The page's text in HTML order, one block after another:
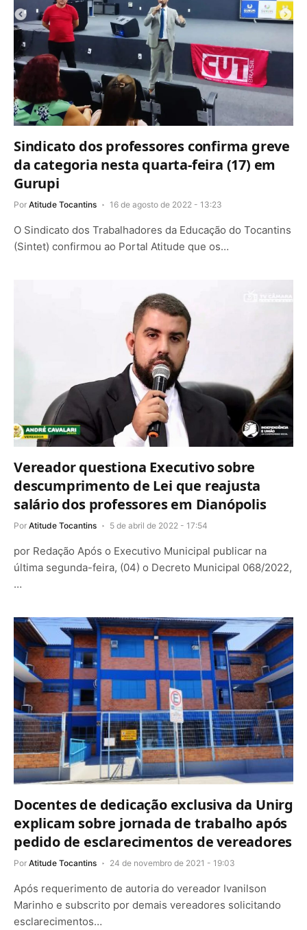
Sindicato dos professores confirma greve
da categoria nesta quarta-feira (17) em
Gurupi
Por Atitude Tocantins 16 de agosto de 2022 - 13:23
O Sindicato dos Trabalhadores da Educação do Tocantins
(Sintet) confirmou ao Portal Atitude que os…
Vereador questiona Executivo sobre
descumprimento de Lei que reajusta
salário dos professores em Dianópolis
Por Atitude Tocantins 5 de abril de 2022 - 17:54
por Redação Após o Executivo Municipal publicar na
última segunda-feira, (04) o Decreto Municipal 068/2022,
…
Docentes de dedicação exclusiva da Unirg
explicam sobre jornada de trabalho após
pedido de esclarecimentos de vereadores
Por Atitude Tocantins 24 de novembro de 2021 - 19:03
Após requerimento de autoria do vereador Ivanilson
Marinho e subscrito por demais vereadores solicitando
esclarecimentos…